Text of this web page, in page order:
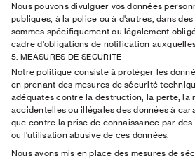
Nous pouvons divulguer vos données
publiques, à la police ou à d'autres, dans
sommes spécifiquement ou légalement
cadre d'obligations de notification
5. MEASURES DE SÉCURITÉ
Notre politique consiste à protéger les
en prenant des mesures de sécurité
adéquates contre la destruction, la perte, la
accidentelles ou illégales des données à
que contre la prise de connaissance par
ou l'utilisation abusive de ces données.
Nous avons mis en place des mesures de